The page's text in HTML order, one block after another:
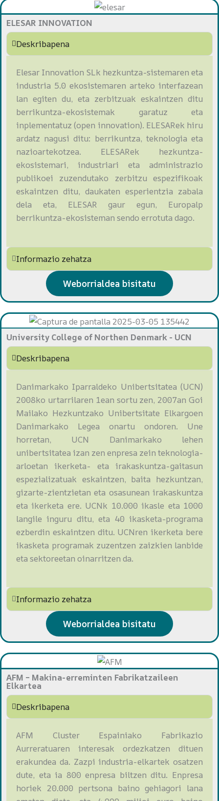
ELESAR INNOVATION
Deskribapena
Elesar Innovation SLk hezkuntza-sistemaren eta
industria 5.0 ekosistemaren arteko interfazean
lan egiten du, eta zerbitzuak eskaintzen ditu
berrikuntza-ekosistemak garatuz eta
inplementatuz (open innovation). ELESARek hiru
ardatz nagusi ditu: berrikuntza, teknologia eta
nazioartekotzea. ELESARek hezkuntza-
ekosistemari, industriari eta administrazio
publikoei zuzendutako zerbitzu espezifikoak
eskaintzen ditu, daukaten esperientzia zabala
dela eta, ELESAR gaur egun, Europalp
berrikuntza-ekosisteman sendo errotuta dago.
Informazio zehatza
Weborrialdea bisitatu
University College of Northen Denmark - UCN
Deskribapena
Danimarkako Iparraldeko Unibertsitatea (UCN)
2008ko urtarrilaren 1ean sortu zen, 2007an Goi
Mailako Hezkuntzako Unibertsitate Elkargoen
Danimarkako Legea onartu ondoren. Une
horretan, UCN Danimarkako lehen
unibertsitatea izan zen enpresa zein teknologia-
arloetan ikerketa- eta irakaskuntza-gaitasun
espezializatuak eskaintzen, baita hezkuntzan,
gizarte-zientzietan eta osasunean irakaskuntza
eta ikerketa ere. UCNk 10.000 ikasle eta 1000
langile inguru ditu, eta 40 ikasketa-programa
ezberdin eskaintzen ditu. UCNren ikerketa bere
ikasketa programak zuzentzen zaizkien lanbide
eta sektoreetan oinarritzen da.
Informazio zehatza
Weborrialdea bisitatu
AFM – Makina-erreminten Fabrikatzaileen
Elkartea
Deskribapena
AFM Cluster Espainiako Fabrikazio
Aurreratuaren interesak ordezkatzen dituen
erakundea da. Zazpi industria-elkartek osatzen
dute, eta ia 800 enpresa biltzen ditu. Enpresa
horiek 20.000 pertsona baino gehiagori lana